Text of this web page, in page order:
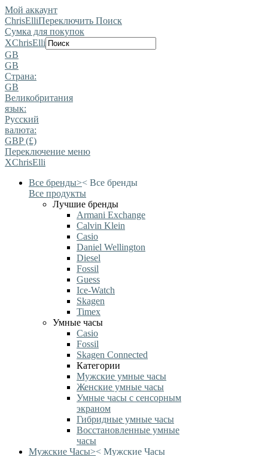
Мой аккаунт
ChrisElliПереключить Поиск
Сумка для покупок
XChrisElli
GB
GB
Страна:
GB
Великобритания
язык:
Pусский
валюта:
GBP (£)
Переключение меню
XChrisElli
Все бренды>< Все бренды
Все продукты
Лучшие бренды
Armani Exchange
Calvin Klein
Casio
Daniel Wellington
Diesel
Fossil
Guess
Ice-Watch
Skagen
Timex
Умные часы
Casio
Fossil
Skagen Connected
Категории
Мужские умные часы
Женские умные часы
Умные часы с сенсорным
экраном
Гибридные умные часы
Восстановленные умные
часы
Мужские Часы>< Мужские Часы